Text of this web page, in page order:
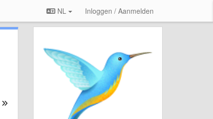
NL Inloggen / Aanmelden